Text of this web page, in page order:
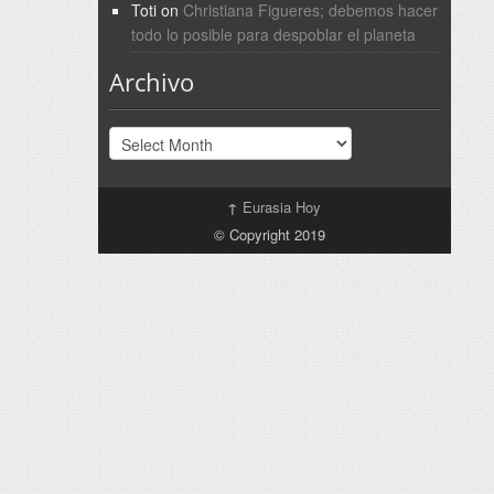
Totion Christiana Figueres; debemos hacer
todo lo posible para despoblar el planeta
Archivo
Archivo
↑ Eurasia Hoy
© Copyright 2019